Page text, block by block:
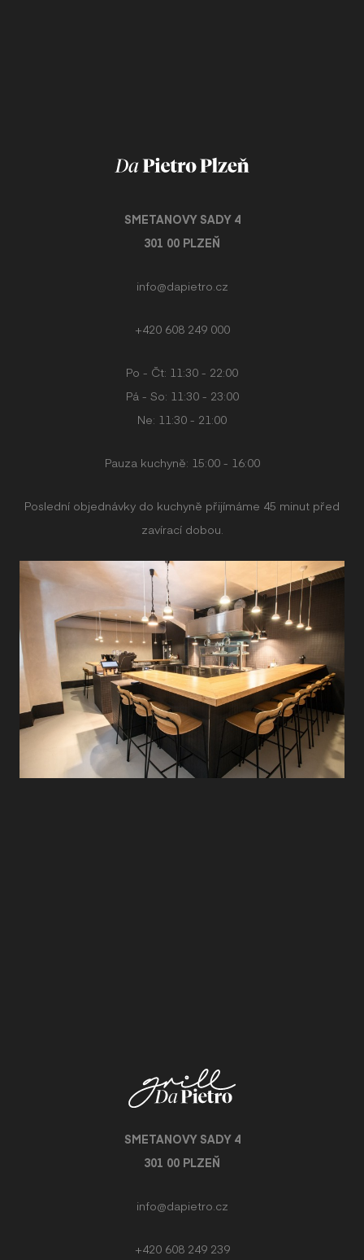
SMETANOVY SADY 4
301 00 PLZEŇ
info@dapietro.cz
+420 608 249 000
Po - Čt: 11:30 - 22:00
Pá - So: 11:30 - 23:00
Ne: 11:30 - 21:00
Pauza kuchyně: 15:00 - 16:00
Poslední objednávky do kuchyně přijímáme 45 minut před
zavírací dobou.
SMETANOVY SADY 4
301 00 PLZEŇ
info@dapietro.cz
+420 608 249 239